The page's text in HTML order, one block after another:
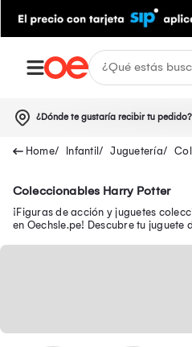
¿Dónde te gustaría recibir tu pedido?
Infantil Juguetería
Coleccionables Harry Potter
¡Figuras de acción y juguetes
en Oechsle.pe! Descubre tu